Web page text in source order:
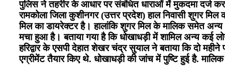
पुलिस ने तहरीर के आधार पर संबंधित धाराओं में मुकदमा दर्ज
रामकोला जिला कुशीनगर (उत्तर प्रदेश) हाल निवासी शुगर
मिल का डायरेक्टर है। हालांकि शुगर मिल के मालिक समेत अन्य
मचा हुआ है। बताया गया है कि धोखाधड़ी में शामिल अन्य कई
हरिद्वार के एसपी देहात शेखर चंद्र सुयाल ने बताया कि दो
एग्रीमेंट तैयार किए थे. धोखाधड़ी की जांच में पुष्टि हुई है.